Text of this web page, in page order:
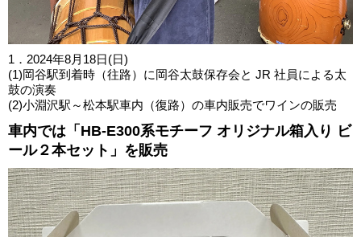
1．2024年8月18日(日)
(1)岡谷駅到着時（往路）に岡谷太鼓保存会と JR 社員による太
鼓の演奏
(2)小淵沢駅～松本駅車内（復路）の車内販売でワインの販売
車内では「HB-E300系モチーフ オリジナル箱入り ビ
ール２本セット」を販売